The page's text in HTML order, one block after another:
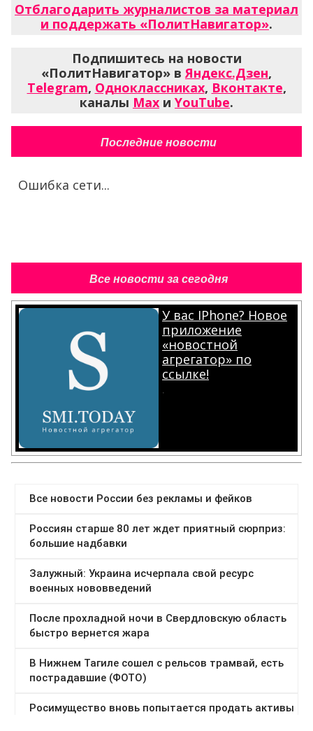
Отблагодарить журналистов за материал
и поддержать «ПолитНавигатор».
Подпишитесь на новости
«ПолитНавигатор» вЯндекс.Дзен,
Telegram, Одноклассниках, Вконтакте,
каналы Max и YouTube.
Последние новости
Ошибка сети...
Все новости за сегодня
У вас IPhone? Новое
приложение
«новостной
агрегатор» по
ссылке!
.